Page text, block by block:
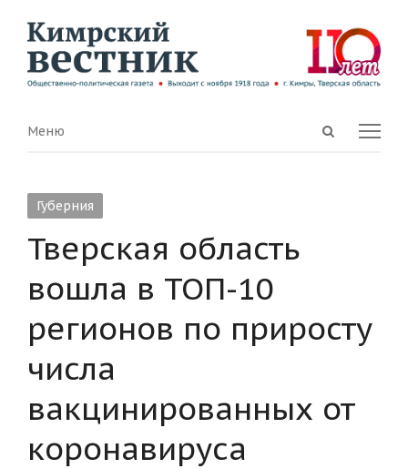
Open
Menu
Меню
Губерния
Тверская область
вошла в ТОП-10
регионов по приросту
числа
вакцинированных от
коронавируса